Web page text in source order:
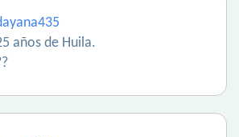
años de Huila.